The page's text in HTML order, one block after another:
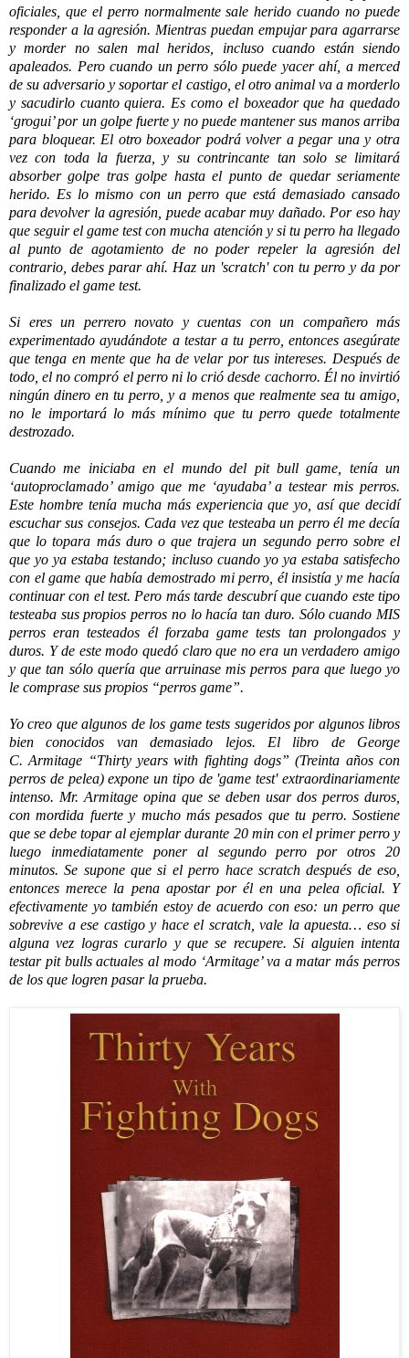
oficiales, que el perro normalmente sale herido cuando no puede
responder a la agresión. Mientras puedan empujar para agarrarse
y morder no salen mal heridos, incluso cuando están siendo
apaleados. Pero cuando un perro sólo puede yacer ahí, a merced
de su adversario y soportar el castigo, el otro animal va a morderlo
y sacudirlo cuanto quiera. Es como el boxeador que ha quedado
‘grogui’ por un golpe fuerte y no puede mantener sus manos arriba
para bloquear. El otro boxeador podrá volver a pegar una y otra
vez con toda la fuerza, y su contrincante tan solo se limitará
absorber golpe tras golpe hasta el punto de quedar seriamente
herido. Es lo mismo con un perro que está demasiado cansado
para devolver la agresión, puede acabar muy dañado. Por eso hay
que seguir el game test con mucha atención y si tu perro ha llegado
al punto de agotamiento de no poder repeler la agresión del
contrario, debes parar ahí. Haz un 'scratch' con tu perro y da por
finalizado el game test.
Si eres un perrero novato y cuentas con un compañero más
experimentado ayudándote a testar a tu perro, entonces asegúrate
que tenga en mente que ha de velar por tus intereses. Después de
todo, el no compró el perro ni lo crió desde cachorro. Él no invirtió
ningún dinero en tu perro, y a menos que realmente sea tu amigo,
no le importará lo más mínimo que tu perro quede totalmente
destrozado.
Cuando me iniciaba en el mundo del pit bull game, tenía un
‘autoproclamado’ amigo que me ‘ayudaba’ a testear mis perros.
Este hombre tenía mucha más experiencia que yo, así que decidí
escuchar sus consejos. Cada vez que testeaba un perro él me decía
que lo topara más duro o que trajera un segundo perro sobre el
que yo ya estaba testando; incluso cuando yo ya estaba satisfecho
con el game que había demostrado mi perro, él insistía y me hacía
continuar con el test. Pero más tarde descubrí que cuando este tipo
testeaba sus propios perros no lo hacía tan duro. Sólo cuando MIS
perros eran testeados él forzaba game tests tan prolongados y
duros. Y de este modo quedó claro que no era un verdadero amigo
y que tan sólo quería que arruinase mis perros para que luego yo
le comprase sus propios “perros game”.
Yo creo que algunos de los game tests sugeridos por algunos libros
bien conocidos van demasiado lejos. El libro de George
C. Armitage “Thirty years with fighting dogs” (Treinta años con
perros de pelea) expone un tipo de 'game test' extraordinariamente
intenso. Mr. Armitage opina que se deben usar dos perros duros,
con mordida fuerte y mucho más pesados que tu perro. Sostiene
que se debe topar al ejemplar durante 20 min con el primer perro y
luego inmediatamente poner al segundo perro por otros 20
minutos. Se supone que si el perro hace scratch después de eso,
entonces merece la pena apostar por él en una pelea oficial. Y
efectivamente yo también estoy de acuerdo con eso: un perro que
sobrevive a ese castigo y hace el scratch, vale la apuesta… eso si
alguna vez logras curarlo y que se recupere. Si alguien intenta
testar pit bulls actuales al modo ‘Armitage’ va a matar más perros
de los que logren pasar la prueba.